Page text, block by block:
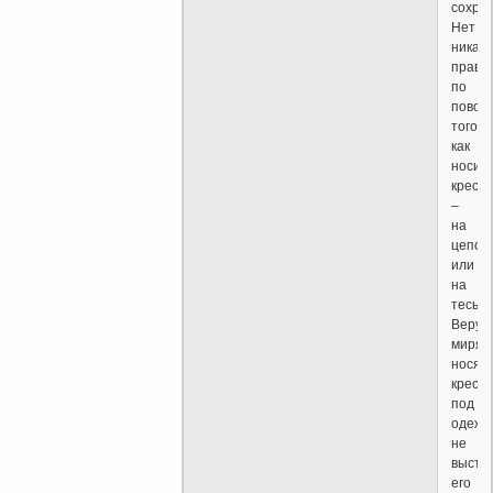
Нет
по
того,
как
носить
–
на
или
на
носят
крест
под
не
его